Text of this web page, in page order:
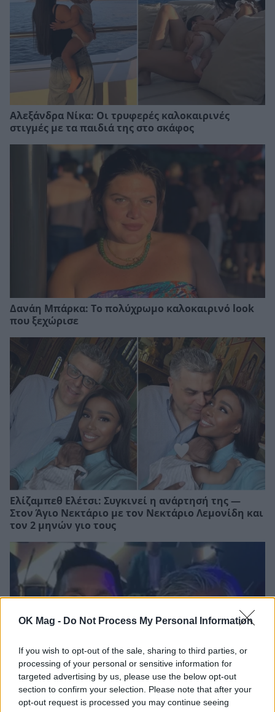
OK Mag - Do Not Process My Personal Information
If you wish to opt-out of the sale, sharing to third parties, or
processing of your personal or sensitive information for
targeted advertising by us, please use the below opt-out
section to confirm your selection. Please note that after your
opt-out request is processed you may continue seeing
Αλεξάνδρα Νίκα: Οι τρυφερές καλοκαιρινές
στιγμές με τα παιδιά της στο σκάφος
Δανάη Μπάρκα: Το πολύχρωμο καλοκαιρινό look
που ξεχώρισε
Ελίζαμπεθ Ελέτσι: Συγκινεί η ανάρτησή της —
Στον Άγιο Νεκτάριο με τον Νεκτάριο Λεμονίδη και
τον 2 μηνών γιο τους
Βαρύ πένθος για τον Λιονέλ Μέσι – Πέθανε ο